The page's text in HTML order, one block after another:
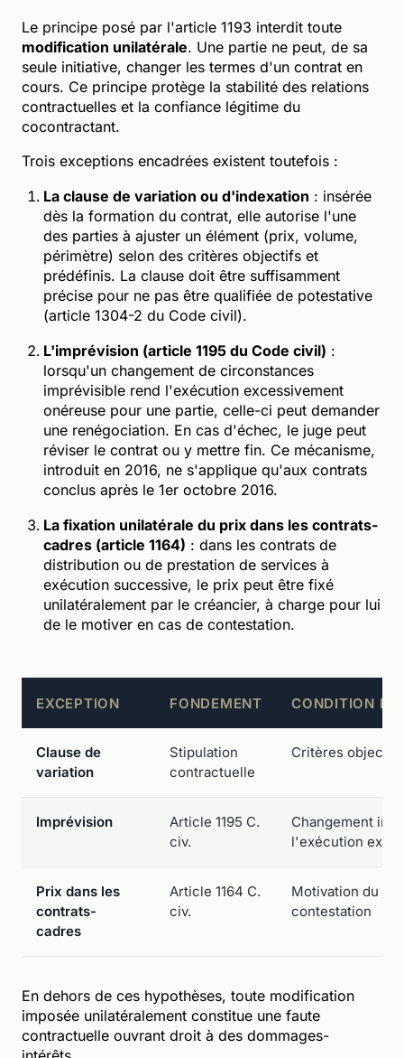
Le principe posé par l'article 1193 interdit toute
modification unilatérale. Une partie ne peut, de sa
seule initiative, changer les termes d'un contrat en
cours. Ce principe protège la stabilité des relations
contractuelles et la confiance légitime du
cocontractant.
Trois exceptions encadrées existent toutefois :
La clause de variation ou d'indexation : insérée
dès la formation du contrat, elle autorise l'une
des parties à ajuster un élément (prix, volume,
périmètre) selon des critères objectifs et
prédéfinis. La clause doit être suffisamment
précise pour ne pas être qualifiée de potestative
(article 1304-2 du Code civil).
L'imprévision (article 1195 du Code civil) :
lorsqu'un changement de circonstances
imprévisible rend l'exécution excessivement
onéreuse pour une partie, celle-ci peut demander
une renégociation. En cas d'échec, le juge peut
réviser le contrat ou y mettre fin. Ce mécanisme,
introduit en 2016, ne s'applique qu'aux contrats
conclus après le 1er octobre 2016.
La fixation unilatérale du prix dans les contrats-
cadres (article 1164) : dans les contrats de
distribution ou de prestation de services à
exécution successive, le prix peut être fixé
unilatéralement par le créancier, à charge pour lui
de le motiver en cas de contestation.
EXCEPTION FONDEMENT CONDITION
Clause de
variation
Stipulation
contractuelle
Critères
Imprévision
Article 1195 C.
civ.
Changement
l'exécution
Prix dans les
contrats-
cadres
Article 1164 C.
civ.
Motivation du
contestation
En dehors de ces hypothèses, toute modification
imposée unilatéralement constitue une faute
contractuelle ouvrant droit à des dommages-